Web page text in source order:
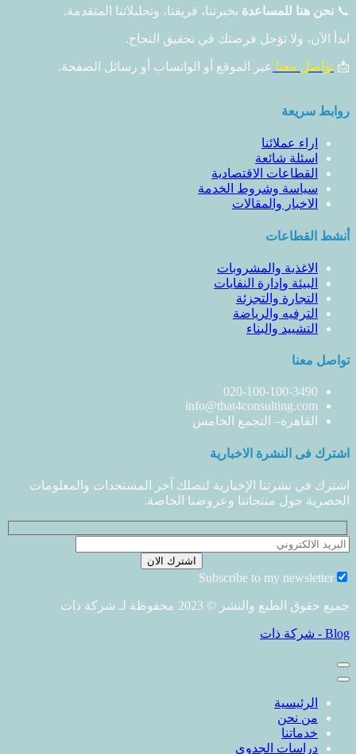
📞 نحن هنا للمساعدة بخبرتنا، فريقنا، وتحليلاتنا المتقدمة.
ابدأ الآن، ولا تؤجل فرصتك في تحقيق النجاح.
📩 تواصل معنا عبر الموقع أو الواتساب أو رسائل الصفحة.
روابط سريعة
اراء عملائنا
اسئلة شائعة
القطاعات الاقتصادية
سياسة وشروط الخدمة
الاخبار والمقالات
أنشط القطاعات
الاغذية والمشروبات
البيئة وإدارة النفايات
التجارة والتجزئة
الترفيه والرياضة
التشييد والبناء
تواصل معنا
020-100-100-3490
info@that4consulting.com
القاهرة– التجمع الخامس
اشترك فى النشرة الاخبارية
اشترك في نشرتنا الإخبارية لتصلك آخر المستجدات والمعلومات
الحصرية حول منتجاتنا وعروضنا الخاصة.
Subscribe to my newsletter
جميع حقوق الطبع والنشر © 2023 محفوظة لـ شركة ذات
الرئيسية
من نحن
خدماتنا
دراسات الجدوي